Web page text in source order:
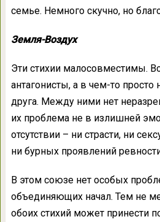
семье. Немного скучно, но
Земля-Воздух
Эти стихии малосовместимы.
антагонисты, а в чем-то
друга. Между ними нет
их проблема не в излишней
отсутствии – ни страсти, ни
ни бурных проявлений
В этом союзе нет особых
объединяющих начал. Тем не
обоих стихий может принести